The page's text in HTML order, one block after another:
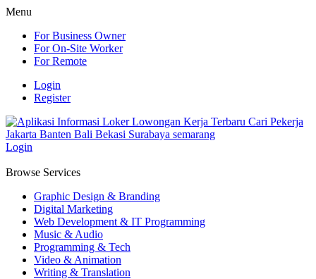
Menu
For Business Owner
For On-Site Worker
For Remote
Login
Register
Login
Browse Services
Graphic Design & Branding
Digital Marketing
Web Development & IT Programming
Music & Audio
Programming & Tech
Video & Animation
Writing & Translation